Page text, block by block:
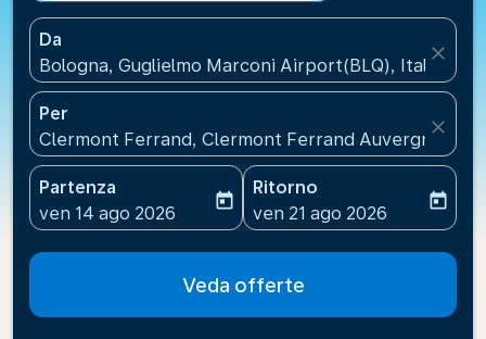
Da
Bologna, Guglielmo Marconi Airport(BLQ), Italia
close
Per
Clermont Ferrand, Clermont Ferrand Auvergne
close
Partenza
fc-booking-departure-date-aria-label
ven 14 ago 2026
today
Ritorno
fc-booking-return-date-
ven 21 ago 2026
today
Veda offerte